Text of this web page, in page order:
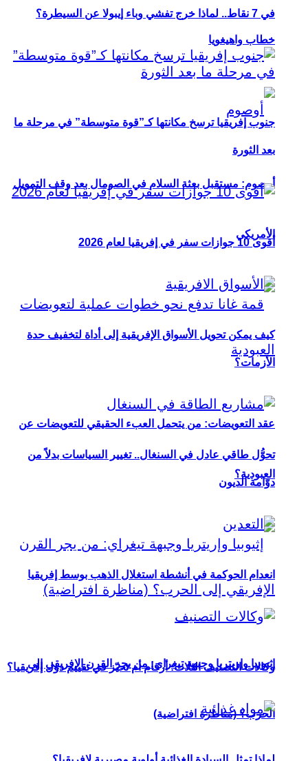
خطاب واهيغويا
أوصوم: مستقبل بعثة السلام في الصومال بعد وقف التمويل
الأمريكي
عقد التعويضات: من يتحمل العبء الحقيقي للتعويضات عن
العبودية؟
إثيوبيا وإريتريا وجبهة تيغراي: من يجر القرن الإفريقي إلى
الحرب؟ (مناظرة افتراضية)
في 7 نقاط.. لماذا خرج تفشي وباء إيبولا عن السيطرة؟
جنوب إفريقيا ترسخ مكانتها كـ”قوة متوسطة” في مرحلة ما
بعد الثورة
أقوى 10 جوازات سفر في إفريقيا لعام 2026
كيف يمكن تحويل الأسواق الإفريقية إلى أداة لتخفيف حدة
الأزمات؟
تحوُّل طاقي عادل في السنغال.. تغيير السياسات بدلاً من
دوّامة الديون
انعدام الحوكمة في أنشطة استغلال الذهب بوسط إفريقيا
وكالات التصنيف الثلاث: أرقام أم تحيّز في تقييم دول إفريقيا؟